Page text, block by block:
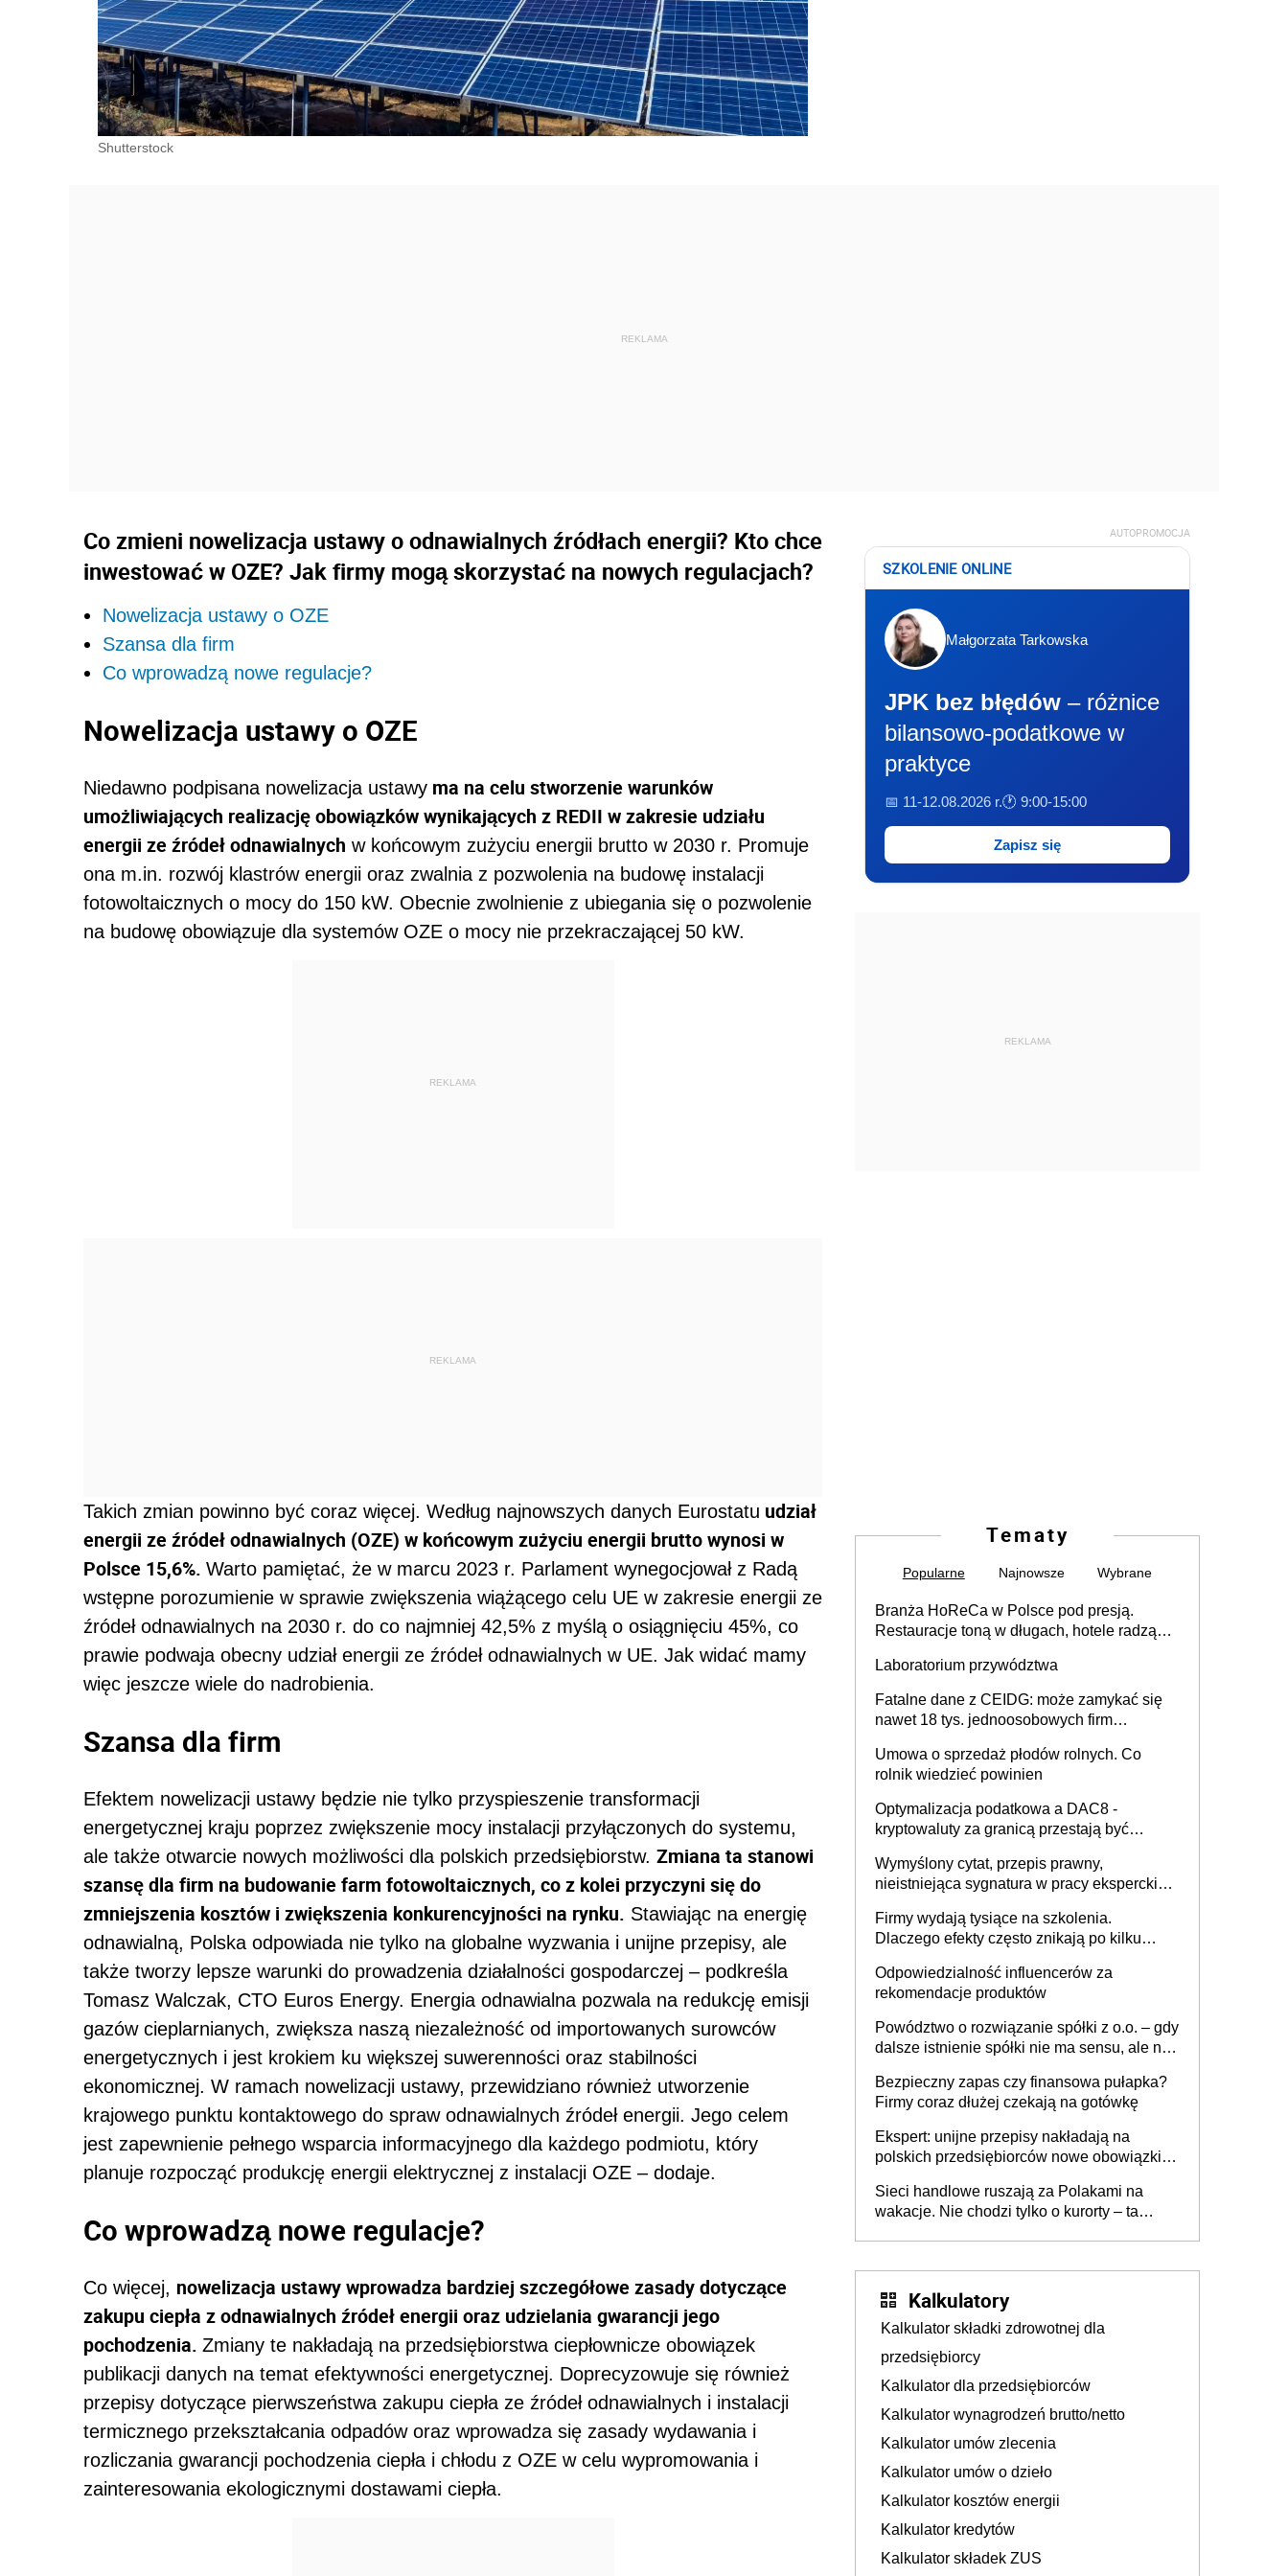
Shutterstock
Co zmieni nowelizacja ustawy o odnawialnych źródłach energii? Kto chce
inwestować w OZE? Jak firmy mogą skorzystać na nowych regulacjach?
Nowelizacja ustawy o OZE
Szansa dla firm
Co wprowadzą nowe regulacje?
Nowelizacja ustawy o OZE
Niedawno podpisana nowelizacja ustawy ma na celu stworzenie warunków
umożliwiających realizację obowiązków wynikających z REDII w zakresie udziału
energii ze źródeł odnawialnych w końcowym zużyciu energii brutto w 2030 r. Promuje
ona m.in. rozwój klastrów energii oraz zwalnia z pozwolenia na budowę instalacji
fotowoltaicznych o mocy do 150 kW. Obecnie zwolnienie z ubiegania się o pozwolenie
na budowę obowiązuje dla systemów OZE o mocy nie przekraczającej 50 kW.
REKLAMA
REKLAMA
Takich zmian powinno być coraz więcej. Według najnowszych danych Eurostatu udział
energii ze źródeł odnawialnych (OZE) w końcowym zużyciu energii brutto wynosi w
Polsce 15,6%. Warto pamiętać, że w marcu 2023 r. Parlament wynegocjował z Radą
wstępne porozumienie w sprawie zwiększenia wiążącego celu UE w zakresie energii ze
źródeł odnawialnych na 2030 r. do co najmniej 42,5% z myślą o osiągnięciu 45%, co
prawie podwaja obecny udział energii ze źródeł odnawialnych w UE. Jak widać mamy
więc jeszcze wiele do nadrobienia.
Szansa dla firm
Efektem nowelizacji ustawy będzie nie tylko przyspieszenie transformacji
energetycznej kraju poprzez zwiększenie mocy instalacji przyłączonych do systemu,
ale także otwarcie nowych możliwości dla polskich przedsiębiorstw. Zmiana ta stanowi
szansę dla firm na budowanie farm fotowoltaicznych, co z kolei przyczyni się do
zmniejszenia kosztów i zwiększenia konkurencyjności na rynku. Stawiając na energię
odnawialną, Polska odpowiada nie tylko na globalne wyzwania i unijne przepisy, ale
także tworzy lepsze warunki do prowadzenia działalności gospodarczej – podkreśla
Tomasz Walczak, CTO Euros Energy. Energia odnawialna pozwala na redukcję emisji
gazów cieplarnianych, zwiększa naszą niezależność od importowanych surowców
energetycznych i jest krokiem ku większej suwerenności oraz stabilności
ekonomicznej. W ramach nowelizacji ustawy, przewidziano również utworzenie
krajowego punktu kontaktowego do spraw odnawialnych źródeł energii. Jego celem
jest zapewnienie pełnego wsparcia informacyjnego dla każdego podmiotu, który
planuje rozpocząć produkcję energii elektrycznej z instalacji OZE – dodaje.
Co wprowadzą nowe regulacje?
Co więcej, nowelizacja ustawy wprowadza bardziej szczegółowe zasady dotyczące
zakupu ciepła z odnawialnych źródeł energii oraz udzielania gwarancji jego
pochodzenia. Zmiany te nakładają na przedsiębiorstwa ciepłownicze obowiązek
publikacji danych na temat efektywności energetycznej. Doprecyzowuje się również
przepisy dotyczące pierwszeństwa zakupu ciepła ze źródeł odnawialnych i instalacji
termicznego przekształcania odpadów oraz wprowadza się zasady wydawania i
rozliczania gwarancji pochodzenia ciepła i chłodu z OZE w celu wypromowania i
zainteresowania ekologicznymi dostawami ciepła.
AUTOPROMOCJA
SZKOLENIE ONLINE
Małgorzata Tarkowska
JPK bez błędów – różnice
bilansowo-podatkowe w
praktyce
📅 11-12.08.2026 r.🕐 9:00-15:00
Zapisz się
REKLAMA
Tematy
Popularne Najnowsze Wybrane
Branża HoReCa w Polsce pod presją.
Restauracje toną w długach, hotele radzą
Laboratorium przywództwa
Fatalne dane z CEIDG: może zamykać się
nawet 18 tys. jednoosobowych firm
Umowa o sprzedaż płodów rolnych. Co
rolnik wiedzieć powinien
Optymalizacja podatkowa a DAC8 -
kryptowaluty za granicą przestają być
Wymyślony cytat, przepis prawny,
nieistniejąca sygnatura w pracy eksperckiej -
firmie
Firmy wydają tysiące na szkolenia.
Dlaczego efekty często znikają po kilku
Odpowiedzialność influencerów za
rekomendacje produktów
Powództwo o rozwiązanie spółki z o.o. – gdy
dalsze istnienie spółki nie ma sensu, ale nie
Bezpieczny zapas czy finansowa pułapka?
Firmy coraz dłużej czekają na gotówkę
Ekspert: unijne przepisy nakładają na
polskich przedsiębiorców nowe obowiązki w
Sieci handlowe ruszają za Polakami na
wakacje. Nie chodzi tylko o kurorty – ta
Kalkulatory
Kalkulator składki zdrowotnej dla
przedsiębiorcy
Kalkulator dla przedsiębiorców
Kalkulator wynagrodzeń brutto/netto
Kalkulator umów zlecenia
Kalkulator umów o dzieło
Kalkulator kosztów energii
Kalkulator kredytów
Kalkulator składek ZUS